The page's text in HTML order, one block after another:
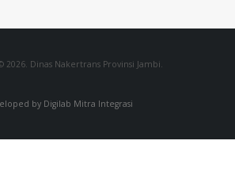
2026. Dinas Nakertrans Provinsi Jambi.
by Digilab Mitra Integrasi